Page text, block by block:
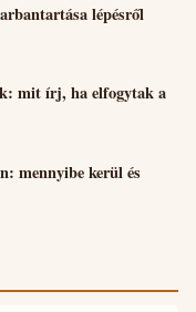
lépésről
mit írj, ha elfogytak a
mennyibe kerül és